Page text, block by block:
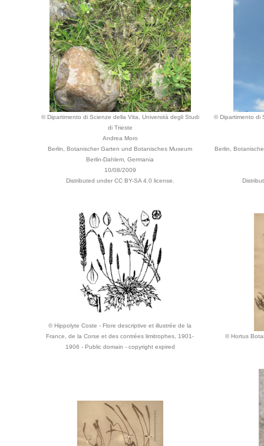
© Dipartimento di Scienze della Vita, Università degli Studi
di Trieste
Andrea Moro
Berlin, Botanischer Garten und Botanisches Museum
Berlin-Dahlem, Germania
10/08/2009
Distributed under CC BY-SA 4.0 license.
© Dipartimento di
Berlin,
© Hippolyte Coste - Flore descriptive et illustrée de la
France, de la Corse et des contrées limitrophes, 1901-
1906 - Public domain - copyright expired
© Hortus